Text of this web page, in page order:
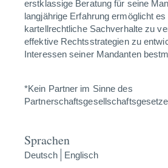
erstklassige Beratung für seine
langjährige Erfahrung ermöglicht
kartellrechtliche Sachverhalte zu
effektive Rechtsstrategien zu
Interessen seiner Mandanten
*Kein Partner im Sinne des
Sprachen
Deutsch Englisch